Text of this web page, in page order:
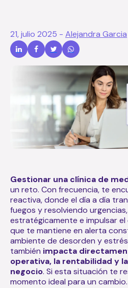
21, julio 2025 - Alejandra Garcia
Gestionar una clínica de
un reto. Con frecuencia, te
reactiva, donde el día a día
fuegos y resolviendo
estratégicamente e impulsar
que te mantiene en alerta
ambiente de desorden y
también impacta
operativa, la rentabilidad y
negocio. Si esta situación te
momento ideal para un cambio.